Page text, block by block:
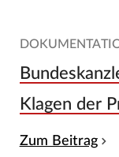
Klagen der
Zum Beitrag